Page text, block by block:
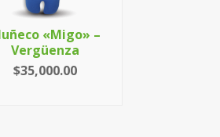
«Migo» –
Vergüenza
$35,000.00